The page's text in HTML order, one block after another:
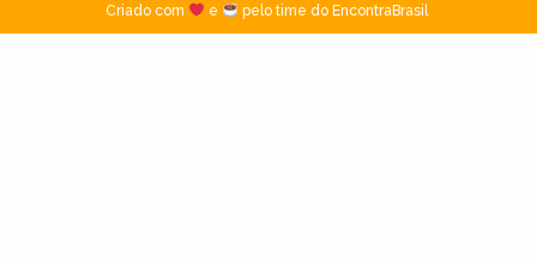
Criado com
e pelo time do EncontraBrasil